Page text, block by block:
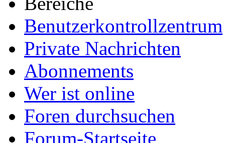
Benutzerkontrollzentrum
Private Nachrichten
Abonnements
Wer ist online
Foren durchsuchen
Forum-Startseite